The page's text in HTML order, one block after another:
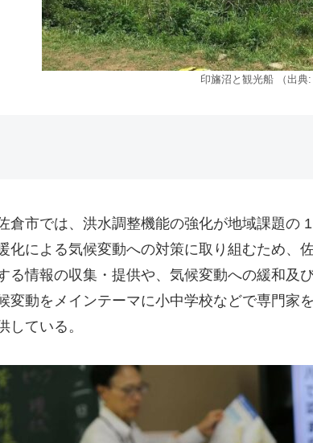
印旛沼と観光船 （出典:
倉市では、洪水調整機能の強化が地域課題
化による気候変動への対策に取り組むため
る情報の収集・提供や、気候変動への緩和
変動をメインテーマに小中学校などで専門
している。